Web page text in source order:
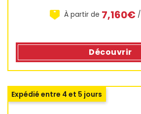
À partir de 7,160€
Découvrir
Expédié entre 4 et 5 jours